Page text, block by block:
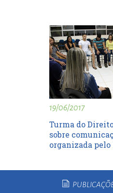
19/06/2017
Turma do
sobre
organizada pelo